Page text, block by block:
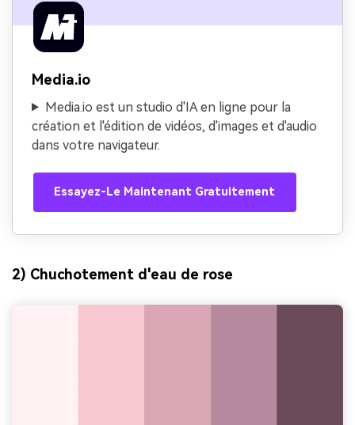
Media.io
Media.io est un studio d'IA en ligne pour la
création et l'édition de vidéos, d'images et d'audio
dans votre navigateur.
Essayez-Le Maintenant Gratuitement
2) Chuchotement d'eau de rose